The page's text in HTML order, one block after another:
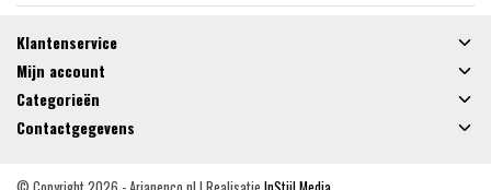
Klantenservice
Mijn account
Categorieën
Contactgegevens